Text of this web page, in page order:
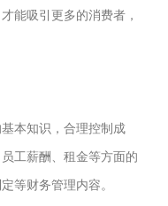
能吸引更多的消费者，
本知识，合理控制成
工薪酬、租金等方面的
等财务管理内容。